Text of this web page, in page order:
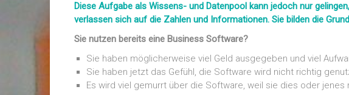
Diese Aufgabe als Wissens- und Datenpool kann jedoch nur
verlassen sich auf die Zahlen und Informationen. Sie bilden die
Sie nutzen bereits eine Business Software?
Sie haben möglicherweise viel Geld ausgegeben und viel
Sie haben jetzt das Gefühl, die Software wird nicht richtig
Es wird viel gemurrt über die Software, weil sie dies oder